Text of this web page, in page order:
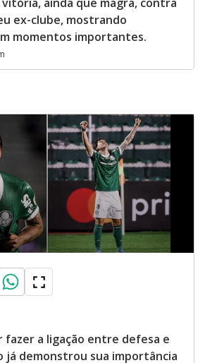
ex-clube, mostrando
momentos importantes.
fazer a ligação entre defesa e
já demonstrou sua importância